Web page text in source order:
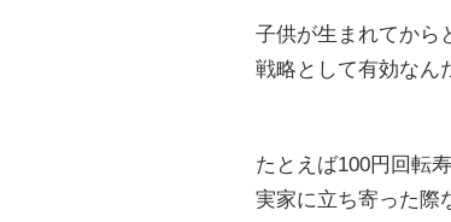
子供が生まれてから
戦略として有効なん
たとえば100円回転寿
実家に立ち寄った際